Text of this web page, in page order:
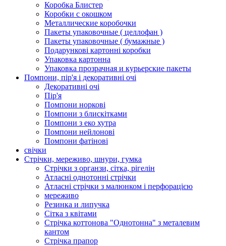
Коробка Блистер
Коробки с окошком
Металлические коробочки
Пакеты упаковочные ( целлофан )
Пакеты упаковочные ( бумажные )
Подарункові картонні коробки
Упаковка картонна
Упаковка прозрачная и курьерские пакеты
Помпони, пір'я і декоративні очі
Декоративні очі
Пір'я
Помпони норкові
Помпони з блискітками
Помпони з еко хутра
Помпони нейлонові
Помпони фатінові
свічки
Стрічки, мереживо, шнури, гумка
Стрічки з органзи, сітка, рігелін
Атласні однотонні стрічки
Атласні стрічки з малюнком і перфорацією
мереживо
Резинка и липучка
Сітка з квітами
Стрічка коттонова "Однотонна" з металевим
кантом
Стрічка прапор